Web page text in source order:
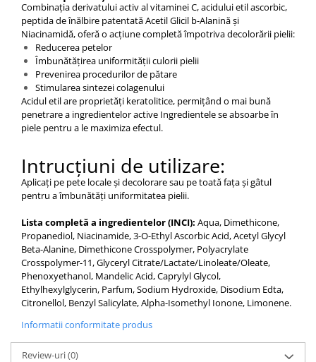
Combinația derivatului activ al vitaminei C, acidului etil ascorbic,
peptida de înălbire patentată Acetil Glicil b-Alanină și
Niacinamidă, oferă o acțiune completă împotriva decolorării pielii:
Reducerea petelor
Îmbunătățirea uniformității culorii pielii
Prevenirea procedurilor de pătare
Stimularea sintezei colagenului
Acidul etil are proprietăți keratolitice, permițând o mai bună
penetrare a ingredientelor active Ingredientele se absoarbe în
piele pentru a le maximiza efectul.
Intrucțiuni de utilizare:
Aplicați pe pete locale și decolorare sau pe toată fața și gâtul
pentru a îmbunătăți uniformitatea pielii.
Lista completă a ingredientelor (INCI): Aqua, Dimethicone,
Propanediol, Niacinamide, 3-O-Ethyl Ascorbic Acid, Acetyl Glycyl
Beta-Alanine, Dimethicone Crosspolymer, Polyacrylate
Crosspolymer-11, Glyceryl Citrate/Lactate/Linoleate/Oleate,
Phenoxyethanol, Mandelic Acid, Caprylyl Glycol,
Ethylhexylglycerin, Parfum, Sodium Hydroxide, Disodium Edta,
Citronellol, Benzyl Salicylate, Alpha-Isomethyl Ionone, Limonene.
Informatii conformitate produs
Review-uri(0)